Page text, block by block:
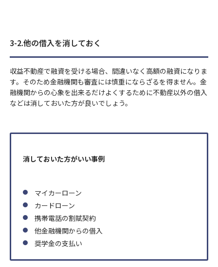
3-2.他の借入を消しておく
収益不動産で融資を受ける場合、間違いなく高額の融資になりま
す。そのため金融機関も審査には慎重にならざるを得ません。金
融機関からの心象を出来るだけよくするために不動産以外の借入
などは消しておいた方が良いでしょう。
消しておいた方がいい事例
マイカーローン
カードローン
携帯電話の割賦契約
他金融機関からの借入
奨学金の支払い